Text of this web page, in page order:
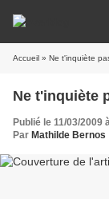
Accueil » Ne t'inquiète
Ne t'inquiète
Publié le 11/03/2009
Par Mathilde Bernos